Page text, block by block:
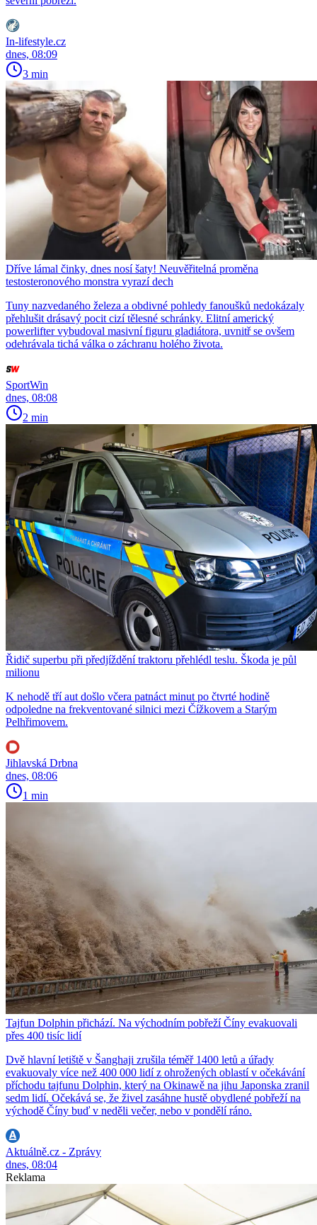
In-lifestyle.cz
dnes, 08:09
3 min
Dříve lámal činky, dnes nosí šaty! Neuvěřitelná proměna
testosteronového monstra vyrazí dech
Tuny nazvedaného železa a obdivné pohledy fanoušků nedokázaly
přehlušit drásavý pocit cizí tělesné schránky. Elitní americký
powerlifter vybudoval masivní figuru gladiátora, uvnitř se ovšem
odehrávala tichá válka o záchranu holého života.
SportWin
dnes, 08:08
2 min
Řidič superbu při předjíždění traktoru přehlédl teslu. Škoda je půl
milionu
K nehodě tří aut došlo včera patnáct minut po čtvrté hodině
odpoledne na frekventované silnici mezi Čížkovem a Starým
Pelhřimovem.
Jihlavská Drbna
dnes, 08:06
1 min
Tajfun Dolphin přichází. Na východním pobřeží Číny evakuovali
přes 400 tisíc lidí
Dvě hlavní letiště v Šanghaji zrušila téměř 1400 letů a úřady
evakuovaly více než 400 000 lidí z ohrožených oblastí v očekávání
příchodu tajfunu Dolphin, který na Okinawě na jihu Japonska zranil
sedm lidí. Očekává se, že živel zasáhne hustě obydlené pobřeží na
východě Číny buď v neděli večer, nebo v pondělí ráno.
Aktuálně.cz - Zprávy
dnes, 08:04
Reklama